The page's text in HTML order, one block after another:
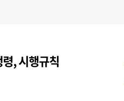
, 시행규칙